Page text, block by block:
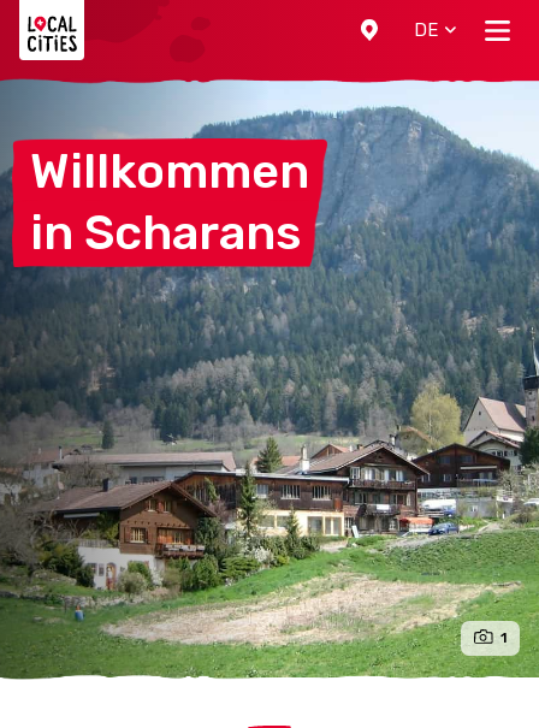
DE
Willkommen
in Scharans
1